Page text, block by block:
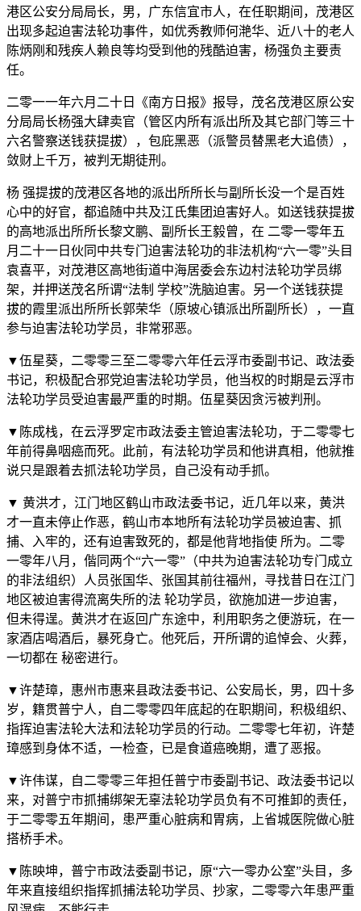
港区公安分局局长，男，广东信宜市人，在任职期间，茂港区
出现多起迫害法轮功事件，如优秀教师何滟华、近八十的老人
陈炳刚和残疾人赖良等均受到他的残酷迫害，杨强负主要责
任。
二零一一年六月二十日《南方日报》报导，茂名茂港区原公安
分局局长杨强大肆卖官（管区内所有派出所及其它部门等三十
六名警察送钱获提拔），包庇黑恶（派警员替黑老大追债），
敛财上千万，被判无期徒刑。
杨 强提拔的茂港区各地的派出所所长与副所长没一个是百姓
心中的好官，都追随中共及江氏集团迫害好人。如送钱获提拔
的高地派出所所长黎文鹏、副所长王毅曾，在 二零一零年五
月二十一日伙同中共专门迫害法轮功的非法机构“六一零”头目
袁喜平，对茂港区高地街道中海居委会东边村法轮功学员绑
架，并押送茂名所谓“法制 学校”洗脑迫害。另一个送钱获提
拔的霞里派出所所长郭荣华（原坡心镇派出所副所长），一直
参与迫害法轮功学员，非常邪恶。
▼伍星葵，二零零三至二零零六年任云浮市委副书记、政法委
书记，积极配合邪党迫害法轮功学员，他当权的时期是云浮市
法轮功学员受迫害最严重的时期。伍星葵因贪污被判刑。
▼陈成栈，在云浮罗定市政法委主管迫害法轮功，于二零零七
年前得鼻咽癌而死。此前，有法轮功学员和他讲真相，他就推
说只是跟着去抓法轮功学员，自己没有动手抓。
▼ 黄洪才，江门地区鹤山市政法委书记，近几年以来，黄洪
才一直未停止作恶，鹤山市本地所有法轮功学员被迫害、抓
捕、入牢的，还有迫害致死的，都是他背地指使 所为。二零
一零年八月，偕同两个“六一零”（中共为迫害法轮功专门成立
的非法组织）人员张国华、张国其前往福州，寻找昔日在江门
地区被迫害得流离失所的法 轮功学员，欲施加进一步迫害，
但未得逞。黄洪才在返回广东途中，利用职务之便游玩，在一
家酒店喝酒后，暴死身亡。他死后，开所谓的追悼会、火葬，
一切都在 秘密进行。
▼许楚璋，惠州市惠来县政法委书记、公安局长，男，四十多
岁，籍贯普宁人，自二零零四年底起的在职期间，积极组织、
指挥迫害法轮大法和法轮功学员的行动。二零零七年初，许楚
璋感到身体不适，一检查，已是食道癌晚期，遭了恶报。
▼许伟谋，自二零零三年担任普宁市委副书记、政法委书记以
来，对普宁市抓捕绑架无辜法轮功学员负有不可推卸的责任，
于二零零五年期间，患严重心脏病和胃病，上省城医院做心脏
搭桥手术。
▼陈映坤，普宁市政法委副书记，原“六一零办公室”头目，多
年来直接组织指挥抓捕法轮功学员、抄家，二零零六年患严重